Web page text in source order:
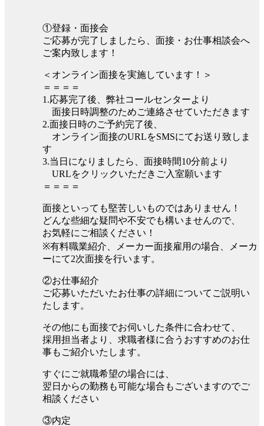
①登録・面接会
ご応募が完了しましたら、面接・お仕事相談会へ
ご案内致します！
＜オンライン面接を実施しています！＞
＝＝＝＝
1.応募完了後、弊社コールセンターより
面接日時調整のためご連絡させていただきます
2.面接日時のご予約完了後、
オンライン面接のURLをSMSにてお送り致しま
す
3.当日になりましたら、面接時間10分前より
URLをクリックいただきご入室願います
＝＝＝＝
面接といっても堅苦しいものではありません！
どんな些細な疑問や不安でも構いませんので、
お気軽にご相談ください！
※有料職業紹介、メーカー面接雇用の場合、メーカ
ーにて2次面接を行います。
②お仕事紹介
ご応募いただいたお仕事の詳細についてご説明い
たします。
その他にも面接でお伺いした条件に合わせて、
採用担当者より、求職者様に合うおすすめのお仕
事もご紹介いたします。
すぐにご就職希望の場合には、
翌日からの勤務も可能な場合もございますのでご
相談ください
③内定